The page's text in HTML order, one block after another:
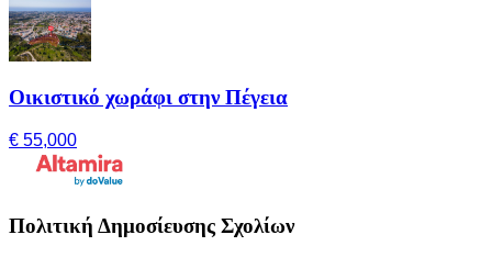
Οικιστικό χωράφι στην Πέγεια
€ 55,000
Πολιτική Δημοσίευσης Σχολίων